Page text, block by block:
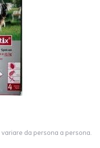
da persona a persona.